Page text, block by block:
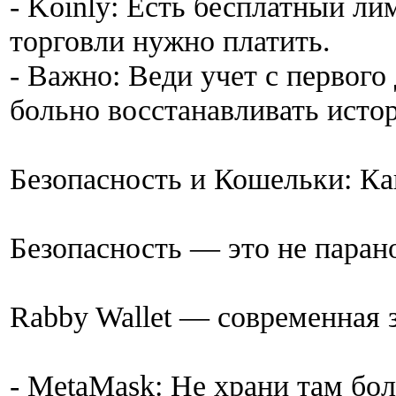
торговли нужно платить.
- Важно: Веди учет с
больно восстанавливать
Безопасность и Кошельки:
Безопасность — это не
Rabby Wallet — современная
- MetaMask: Не храни там